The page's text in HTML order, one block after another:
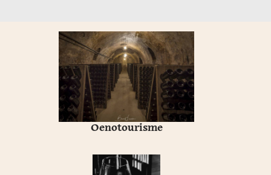
Oenotourisme